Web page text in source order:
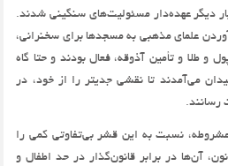
ديگر عهده‌دار مسئوليت‌هاي سنگيني شدند.
علماي مذهبي به مسجدها براي سخنراني،
و طلا و تأمين آذوقه، فعال بودند و حتا گاه
مي‌آمدند تا نقشي جديتر را از خود، در
رسانند.
نسبت به اين قشر بي‌تفاوتي كمي را
آن‌ها در برابر قانون‌گذار در حد اطفال و